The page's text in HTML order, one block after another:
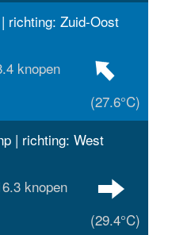
richting: Zuid-Oost
knopen
(27.6°C)
| richting: West
knopen
(29.4°C)